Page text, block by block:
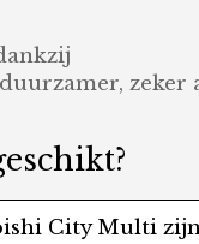
zeker
City Multi